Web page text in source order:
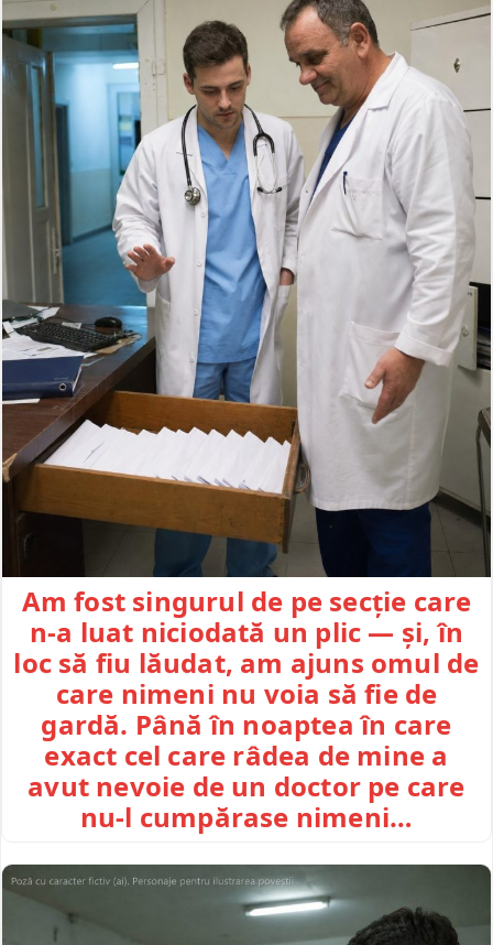
Am fost singurul de pe secție care
n-a luat niciodată un plic — și, în
loc să fiu lăudat, am ajuns omul de
care nimeni nu voia să fie de
gardă. Până în noaptea în care
exact cel care râdea de mine a
avut nevoie de un doctor pe care
nu-l cumpărase nimeni…